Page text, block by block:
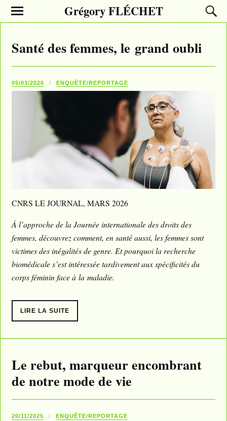
Grégory FLÉCHET
Santé des femmes, le grand oubli
05/03/2026 ENQUÊTE/REPORTAGE
CNRS LE JOURNAL, MARS 2026
À l’approche de la Journée internationale des droits des
femmes, découvrez comment, en santé aussi, les femmes sont
victimes des inégalités de genre. Et pourquoi la recherche
biomédicale s’est intéressée tardivement aux spécificités du
corps féminin face à la maladie.
LIRE LA SUITE
Le rebut, marqueur encombrant
de notre mode de vie
20/11/2025 ENQUÊTE/REPORTAGE